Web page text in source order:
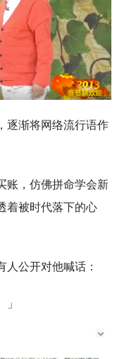
逐渐将网络流行语作
账，仿佛拼命学会新
着被时代落下的心
人公开对他喊话：